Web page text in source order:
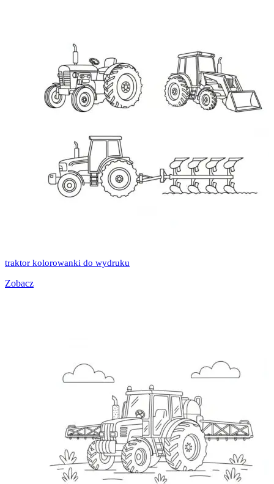
traktor kolorowanki do wydruku
Zobacz